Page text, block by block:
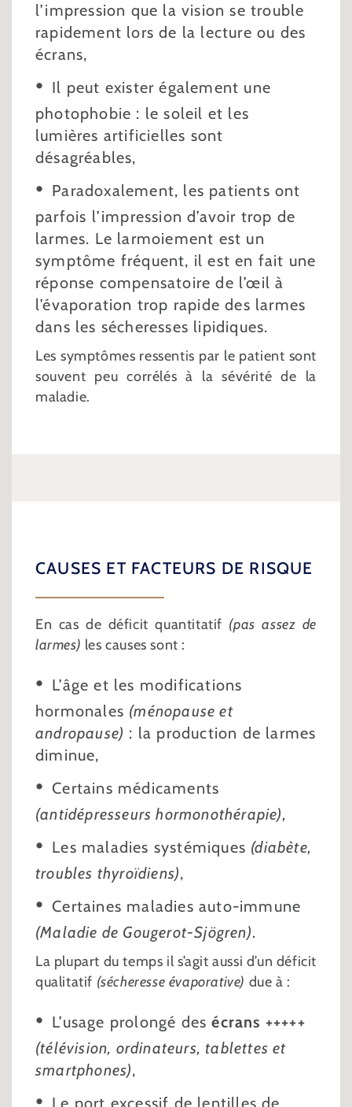
l’impression que la vision se trouble
rapidement lors de la lecture ou des
écrans,
Il peut exister également une
photophobie : le soleil et les
lumières artificielles sont
désagréables,
Paradoxalement, les patients ont
parfois l’impression d’avoir trop de
larmes. Le larmoiement est un
symptôme fréquent, il est en fait une
réponse compensatoire de l’œil à
l’évaporation trop rapide des larmes
dans les sécheresses lipidiques.
Les symptômes ressentis par le patient sont
souvent peu corrélés à la sévérité de la
maladie.
CAUSES ET FACTEURS DE RISQUE
En cas de déficit quantitatif (pas assez de
larmes) les causes sont :
L’âge et les modifications
hormonales (ménopause et
andropause) : la production de larmes
diminue,
Certains médicaments
(antidépresseurs hormonothérapie),
Les maladies systémiques (diabète,
troubles thyroïdiens),
Certaines maladies auto-immune
(Maladie de Gougerot-Sjögren).
La plupart du temps il s’agit aussi d’un déficit
qualitatif (sécheresse évaporative) due à :
L’usage prolongé des écrans +++++
(télévision, ordinateurs, tablettes et
smartphones),
Le port excessif de lentilles de